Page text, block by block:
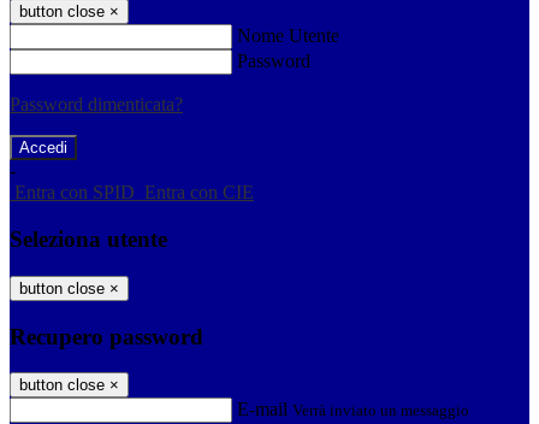
button close ×
Nome Utente
Password
Password dimenticata?
-
Entra con SPID Entra con CIE
Seleziona utente
button close ×
Recupero password
button close ×
E-mail Verrà inviato un messaggio